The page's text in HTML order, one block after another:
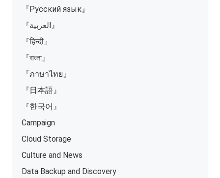
『Русский язык』
『العربية』
『हिन्दी』
『বাংলা』
『ภาษาไทย』
『日本語』
『한국어』
Campaign
Cloud Storage
Culture and News
Data Backup and Discovery